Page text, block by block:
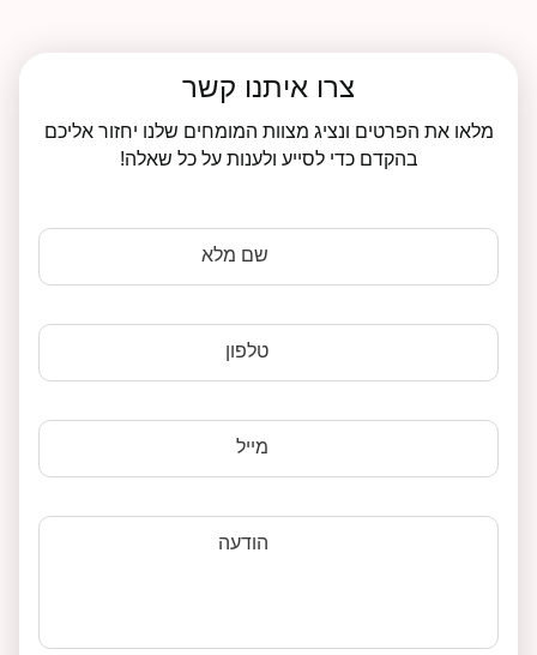
צרו איתנו קשר
מלאו את הפרטים ונציג מצוות המומחים שלנו יחזור אליכם
בהקדם כדי לסייע ולענות על כל שאלה!
שם מלא
טלפון
מייל
הודעה